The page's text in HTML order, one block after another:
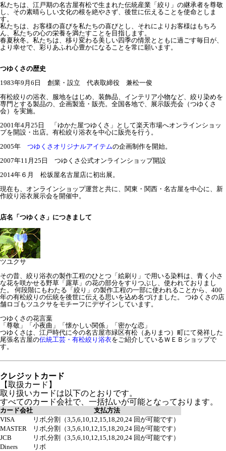
私たちは、江戸期の名古屋有松で生まれた伝統産業「絞り」の継承者を尊敬
し、その素晴らしい文化の根を絶やさず、後世に伝えることを使命としま
す。
私たちは、お客様の喜びを私たちの喜びとし、それによりお客様はもちろ
ん、私たちの心の栄養を満たすことを目指します。
春夏秋冬。私たちは、移り変わる美しい四季の情景とともに過ごす毎日が、
より幸せで、彩りあふれ心豊かになることを常に願います。
つゆくさの歴史
1983年9月6日 創業・設立 代表取締役 兼松一俊
有松絞りの浴衣、服地をはじめ、装飾品、インテリア小物など、絞り染めを
専門とする製品の、企画製造・販売。全国各地で、展示販売会（つゆくさ
会）を実施。
2001年4月25日 「ゆかた屋つゆくさ」として楽天市場へオンラインショッ
プを開設・出店。有松絞り浴衣を中心に販売を行う。
2005年 つゆくさオリジナルアイテムの企画制作を開始。
2007年11月25日 つゆくさ公式オンラインショップ開設
2014年６月 松坂屋名古屋店に初出展。
現在も、オンラインショップ運営と共に、関東・関西・名古屋を中心に、新
作絞り浴衣展示会を開催中。
店名「つゆくさ」につきまして
ツユクサ
その昔、絞り浴衣の製作工程のひとつ「絵刷り」で用いる染料は、青く小さ
な花を咲かせる野草「露草」の花の部分をすりつぶし、使われておりまし
た。 何段階にもわたる「絞り」の製作工程の一部に使われることから、400
年の有松絞りの伝統を後世に伝える思いを込め名づけました。 つゆくさの店
舗ロゴもツユクサをモチーフにデザインしています。
つゆくさの花言葉
「尊敬」「小夜曲」「懐かしい関係」「密かな恋」
つゆくさは、江戸時代に今の名古屋市緑区有松（ありまつ）町にて発祥した
尾張名古屋の伝統工芸・有松絞り浴衣をご紹介しているＷＥＢショップで
す。
クレジットカード
【取扱カード】
取り扱いカードは以下のとおりです。
すべてのカード会社で、一括払いが可能となっております。
カード会社
支払方法
VISA
リボ,分割（3,5,6,10,12,15,18,20,24 回が可能です）
MASTER
リボ,分割（3,5,6,10,12,15,18,20,24 回が可能です）
JCB
リボ,分割（3,5,6,10,12,15,18,20,24 回が可能です）
Diners
リボ